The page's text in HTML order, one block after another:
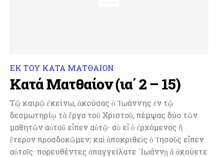
ΕΚ ΤΟΥ ΚΑΤΑ ΜΑΤΘΑΙΟΝ
Κατά Ματθαίον (ια΄ 2 – 15)
Τῷ καιρῷ ἐκείνω, ἀκούσας ὁ Ἰωάννης ἐν τῷ
δεσμωτηρίῳ τὰ ἔργα τοῦ Χριστοῦ, πέμψας δύο τῶν
μαθητῶν αὐτοῦ εἶπεν αὐτῷ· σὺ εἶ ὁ ἐρχόμενος ἢ
ἕτερον προσδοκῶμεν; καὶ ἀποκριθεὶς ὁ Ἰησοῦς εἶπεν
αὐτοῖς· πορευθέντες ἀπαγγείλατε ᾿Ιωάννῃ ἃ ἀκούετε